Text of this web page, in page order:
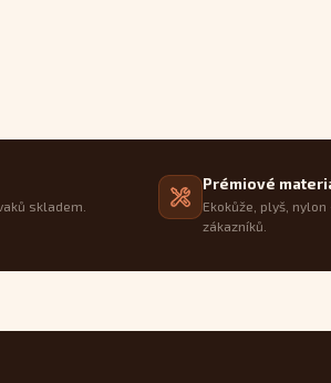
skladem.
Prémiové
Ekokůže, plyš,
zákazníků.